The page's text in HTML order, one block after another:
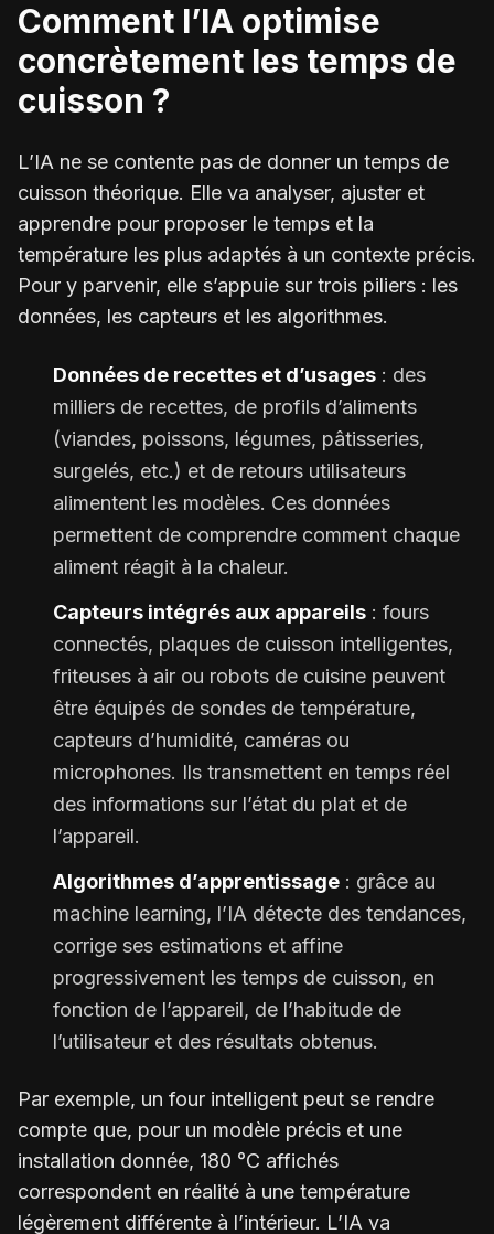
Comment l’IA optimise
concrètement les temps de
cuisson ?
L’IA ne se contente pas de donner un temps de
cuisson théorique. Elle va analyser, ajuster et
apprendre pour proposer le temps et la
température les plus adaptés à un contexte précis.
Pour y parvenir, elle s’appuie sur trois piliers : les
données, les capteurs et les algorithmes.
Données de recettes et d’usages : des
milliers de recettes, de profils d’aliments
(viandes, poissons, légumes, pâtisseries,
surgelés, etc.) et de retours utilisateurs
alimentent les modèles. Ces données
permettent de comprendre comment chaque
aliment réagit à la chaleur.
Capteurs intégrés aux appareils : fours
connectés, plaques de cuisson intelligentes,
friteuses à air ou robots de cuisine peuvent
être équipés de sondes de température,
capteurs d’humidité, caméras ou
microphones. Ils transmettent en temps réel
des informations sur l’état du plat et de
l’appareil.
Algorithmes d’apprentissage : grâce au
machine learning, l’IA détecte des tendances,
corrige ses estimations et affine
progressivement les temps de cuisson, en
fonction de l’appareil, de l’habitude de
l’utilisateur et des résultats obtenus.
Par exemple, un four intelligent peut se rendre
compte que, pour un modèle précis et une
installation donnée, 180 °C affichés
correspondent en réalité à une température
légèrement différente à l’intérieur. L’IA va